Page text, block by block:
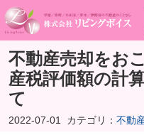
不動産売却をお
産税評価額の計
て
2022-07-01 カテゴリ： 不動